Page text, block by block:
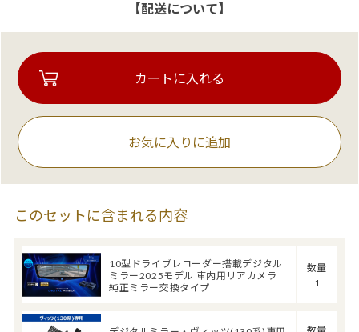
【配送について】
お気に入りに追加
このセットに含まれる内容
10型ドライブレコーダー搭載デジタル
ミラー2025モデル 車内用リアカメラ
純正ミラー交換タイプ
数量
1